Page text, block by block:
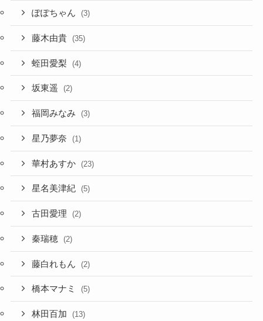
ぽぽちゃん (3)
藤木由貴 (35)
蛭田愛梨 (4)
坂東遥 (2)
福岡みなみ (3)
星乃夢奈 (1)
華村あすか (23)
星名美津紀 (5)
古田愛理 (2)
秦瑞穂 (2)
藤白れもん (2)
橋本マナミ (5)
林田百加 (13)